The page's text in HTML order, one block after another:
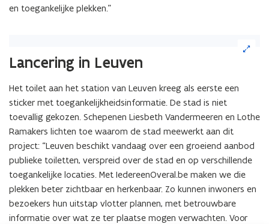
de
voor
een
vergrote
weergave)
en toegankelijke plekken.”
Lancering in Leuven
Het toilet aan het station van Leuven kreeg als eerste een
sticker met toegankelijkheidsinformatie. De stad is niet
toevallig gekozen. Schepenen Liesbeth Vandermeeren en Lothe
Ramakers lichten toe waarom de stad meewerkt aan dit
project: “Leuven beschikt vandaag over een groeiend aanbod
publieke toiletten, verspreid over de stad en op verschillende
toegankelijke locaties. Met IedereenOveral.be maken we die
plekken beter zichtbaar en herkenbaar. Zo kunnen inwoners en
bezoekers hun uitstap vlotter plannen, met betrouwbare
informatie over wat ze ter plaatse mogen verwachten. Voor